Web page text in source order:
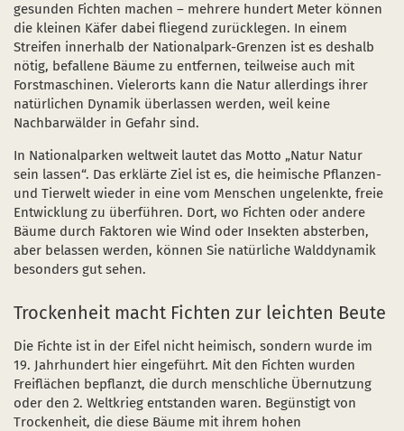
gesunden Fichten machen – mehrere hundert Meter können
die kleinen Käfer dabei fliegend zurücklegen. In einem
Streifen innerhalb der Nationalpark-Grenzen ist es deshalb
nötig, befallene Bäume zu entfernen, teilweise auch mit
Forstmaschinen. Vielerorts kann die Natur allerdings ihrer
natürlichen Dynamik überlassen werden, weil keine
Nachbarwälder in Gefahr sind.
In Nationalparken weltweit lautet das Motto „Natur Natur
sein lassen“. Das erklärte Ziel ist es, die heimische Pflanzen-
und Tierwelt wieder in eine vom Menschen ungelenkte, freie
Entwicklung zu überführen. Dort, wo Fichten oder andere
Bäume durch Faktoren wie Wind oder Insekten absterben,
aber belassen werden, können Sie natürliche Walddynamik
besonders gut sehen.
Trockenheit macht Fichten zur leichten Beute
Die Fichte ist in der Eifel nicht heimisch, sondern wurde im
19. Jahrhundert hier eingeführt. Mit den Fichten wurden
Freiflächen bepflanzt, die durch menschliche Übernutzung
oder den 2. Weltkrieg entstanden waren. Begünstigt von
Trockenheit, die diese Bäume mit ihrem hohen